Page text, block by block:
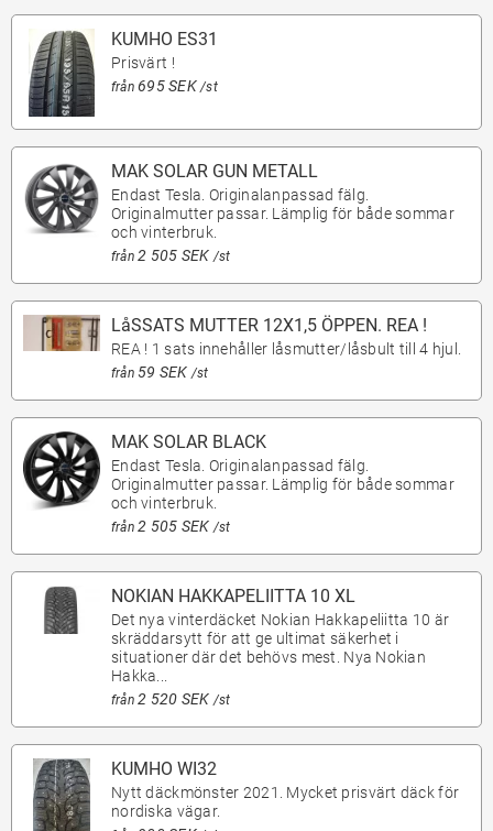
KUMHO ES31
Prisvärt !
från695 SEK /st
MAK SOLAR GUN METALL
Endast Tesla. Originalanpassad fälg.
Originalmutter passar. Lämplig för både sommar
och vinterbruk.
från2 505 SEK /st
LåSSATS MUTTER 12X1,5 ÖPPEN. REA !
REA ! 1 sats innehåller låsmutter/låsbult till 4 hjul.
från 59 SEK /st
MAK SOLAR BLACK
Endast Tesla. Originalanpassad fälg.
Originalmutter passar. Lämplig för både sommar
och vinterbruk.
från2 505 SEK /st
NOKIAN HAKKAPELIITTA 10 XL
Det nya vinterdäcket Nokian Hakkapeliitta 10 är
skräddarsytt för att ge ultimat säkerhet i
situationer där det behövs mest. Nya Nokian
Hakka...
från2 520 SEK /st
KUMHO WI32
Nytt däckmönster 2021. Mycket prisvärt däck för
nordiska vägar.